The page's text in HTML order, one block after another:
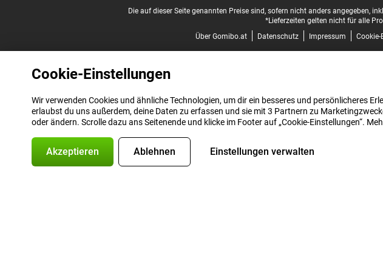
Die auf dieser Seite genannten Preise sind, sofern nicht anders angegeben,
*Lieferzeiten gelten nicht für alle
Über Gomibo.at
Datenschutz Impressum Cookie-
Cookie-Einstellungen
Wir verwenden Cookies und ähnliche Technologien, um dir ein besseres und persönlicheres
erlaubst du uns außerdem, deine Daten zu erfassen und sie mit 3 Partnern zu
oder ändern. Scrolle dazu ans Seitenende und klicke im Footer auf „Cookie-Einstellungen“.
Akzeptieren Ablehnen Einstellungen verwalten